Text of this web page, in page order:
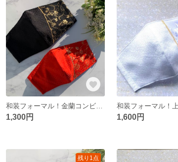
和装フォーマル！金蘭コンビマスク(赤 のみ販売)
1,300円 1,600円
残り1点